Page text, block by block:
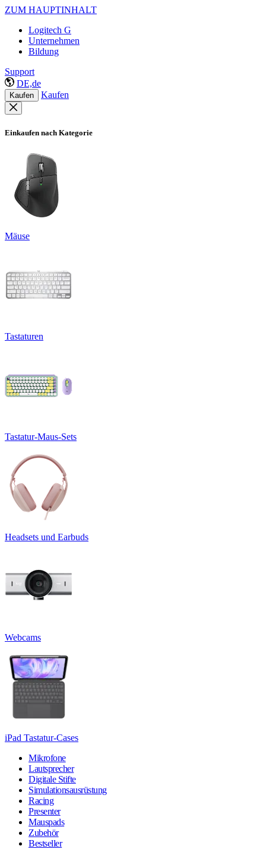
ZUM HAUPTINHALT
Logitech G
Unternehmen
Bildung
Support
DE,de
Kaufen Kaufen
Einkaufen nach Kategorie
Mäuse
Tastaturen
Tastatur-Maus-Sets
Headsets und Earbuds
Webcams
iPad Tastatur-Cases
Mikrofone
Lautsprecher
Digitale Stifte
Simulationsausrüstung
Racing
Presenter
Mauspads
Zubehör
Bestseller